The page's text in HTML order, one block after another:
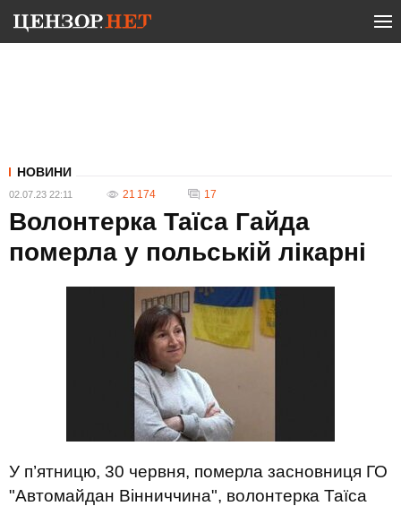
НОВИНИ
02.07.23 22:11 21 174 17
Волонтерка Таїса Гайда
померла у польській лікарні
У п’ятницю, 30 червня, померла засновниця ГО
"Автомайдан Вінниччина", волонтерка Таїса